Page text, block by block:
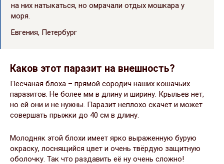
на них натыкаться, но омрачали отдых мошкара у
моря.
Евгения, Петербург
Каков этот паразит на внешность?
Песчаная блоха – прямой сородич наших кошачьих
паразитов. Не более мм в длину и ширину. Крыльев нет,
но ей они и не нужны. Паразит неплохо скачет и может
совершать прыжки до 40 см в длину.
Молодняк этой блохи имеет ярко выраженную бурую
окраску, лоснящийся цвет и очень твёрдую защитную
оболочку. Так что раздавить её ну очень сложно!